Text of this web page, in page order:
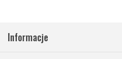
Informacje